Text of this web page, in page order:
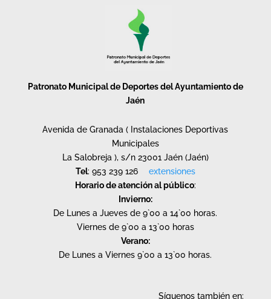
Patronato Municipal de Deportes del Ayuntamiento de
Jaén
Avenida de Granada ( Instalaciones Deportivas
Municipales
La Salobreja ), s/n 23001 Jaén (Jaén)
Tel: 953 239 126
extensiones
Horario de atención al público:
Invierno:
De Lunes a Jueves de 9`00 a 14`00 horas.
Viernes de 9`00 a 13`00 horas
Verano:
De Lunes a Viernes 9`00 a 13`00 horas.
Síguenos también en: